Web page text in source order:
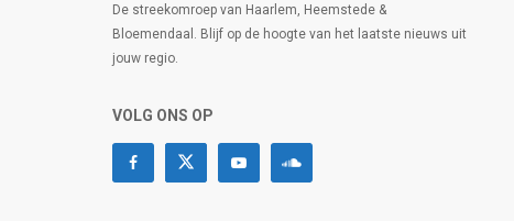
De streekomroep van Haarlem, Heemstede &
Bloemendaal. Blijf op de hoogte van het laatste nieuws uit
jouw regio.
VOLG ONS OP